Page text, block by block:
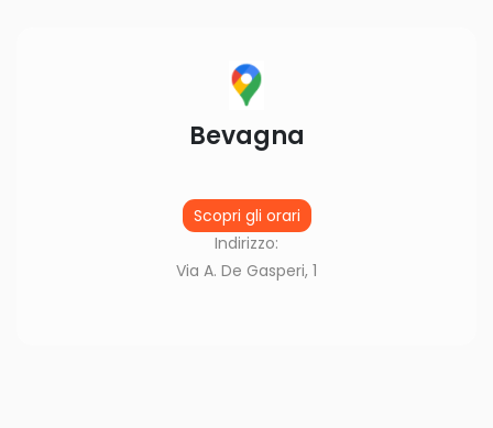
Bevagna
Scopri gli orari
Indirizzo:
Via A. De Gasperi, 1